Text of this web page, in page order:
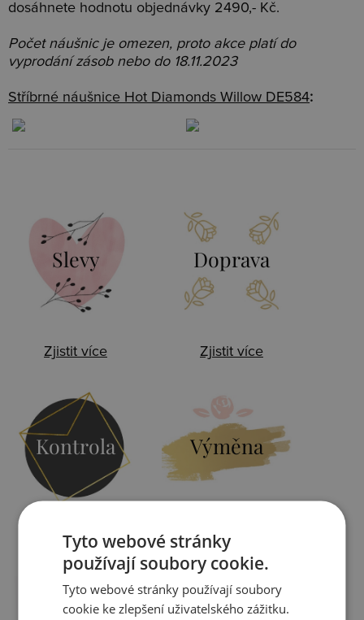
dosáhnete hodnotu objednávky 2490,- Kč.
Počet náušnic je omezen, proto akce platí do
vyprodání zásob nebo do 18.11.2023
Stříbrné náušnice Hot Diamonds Willow DE584:
Slevy
Zjistit více
Doprava
Zjistit více
Kontrola
Zjistit více
Výměna
Zjistit více
Tyto webové stránky
používají soubory cookie.
Tyto webové stránky používají soubory
cookie ke zlepšení uživatelského zážitku.